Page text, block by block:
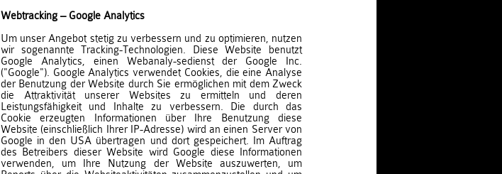
Webtracking – Google Analytics
Um unser Angebot stetig zu verbessern und zu optimieren, nutzen
wir sogenannte Tracking-Technologien. Diese Website benutzt
Google Analytics, einen Webanaly-sedienst der Google Inc.
("Google"). Google Analytics verwendet Cookies, die eine Analyse
der Benutzung der Website durch Sie ermöglichen mit dem Zweck
die Attraktivität unserer Websites zu ermitteln und deren
Leistungsfähigkeit und Inhalte zu verbessern. Die durch das
Cookie erzeugten Informationen über Ihre Benutzung diese
Website (einschließlich Ihrer IP-Adresse) wird an einen Server von
Google in den USA übertragen und dort gespeichert. Im Auftrag
des Betreibers dieser Website wird Google diese Informationen
verwenden, um Ihre Nutzung der Website auszuwerten, um